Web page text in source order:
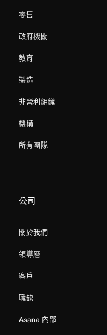
零售
政府機關
教育
製造
非營利組織
機構
所有團隊
公司
關於我們
領導層
客戶
職缺
Asana 內部